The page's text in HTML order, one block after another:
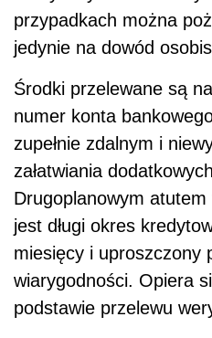
przypadkach można
jedynie na dowód
Środki przelewane są
numer konta
zupełnie zdalnym i
załatwiania
Drugoplanowym
jest długi okres
miesięcy i uproszczony
wiarygodności. Opiera
podstawie przelewu